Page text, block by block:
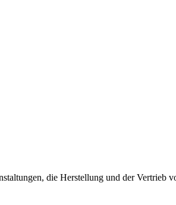
die Herstellung und der Vertrieb